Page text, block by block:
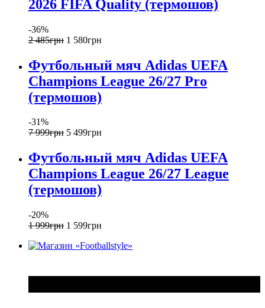
2026 FIFA Quality (термошов)
-36%
2 485грн 1 580грн
Футбольный мяч Adidas UEFA
Champions League 26/27 Pro
(термошов)
-31%
7 999грн 5 499грн
Футбольный мяч Adidas UEFA
Champions League 26/27 League
(термошов)
-20%
1 999грн 1 599грн